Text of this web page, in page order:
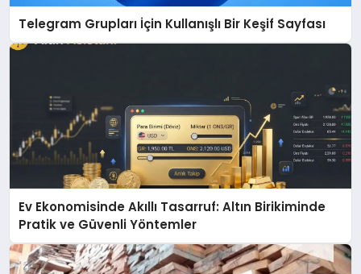
Telegram Grupları İçin Kullanışlı Bir Keşif Sayfası
Ev Ekonomisinde Akıllı Tasarruf: Altın Birikiminde
Pratik ve Güvenli Yöntemler